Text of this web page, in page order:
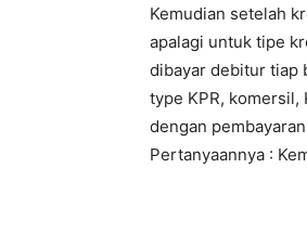
Kemudian setelah
apalagi untuk tipe
dibayar debitur tiap
type KPR, komersil,
dengan
Pertanyaannya :